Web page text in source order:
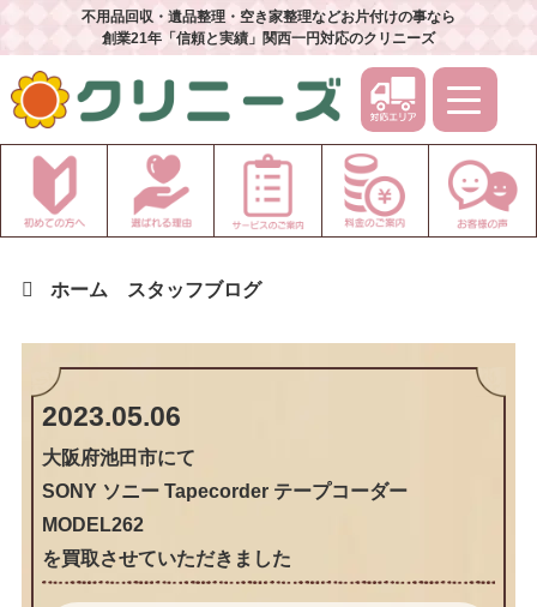
不用品回収・遺品整理・空き家整理などお片付けの事なら
創業21年「信頼と実績」関西一円対応のクリニーズ
ホーム スタッフブログ
2023.05.06
大阪府池田市にて
SONY ソニー Tapecorder テープコーダー
MODEL262
を買取させていただきました